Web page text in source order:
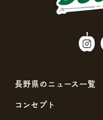
⻑野県のニュース⼀覧
コンセプト